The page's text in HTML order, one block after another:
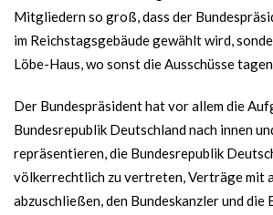
Mitgliedern so groß, dass der
im Reichstagsgebäude gewählt wird,
Löbe-Haus, wo sonst die Ausschüsse
Der Bundespräsident hat vor allem die
Bundesrepublik Deutschland nach innen
repräsentieren, die Bundesrepublik
völkerrechtlich zu vertreten, Verträge mit
abzuschließen, den Bundeskanzler und die